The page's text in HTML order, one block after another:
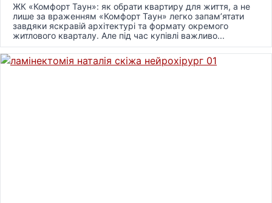
ЖК «Комфорт Таун»: як обрати квартиру для життя, а не
лише за враженням «Комфорт Таун» легко запам’ятати
завдяки яскравій архітектурі та формату окремого
житлового кварталу. Але під час купівлі важливо...